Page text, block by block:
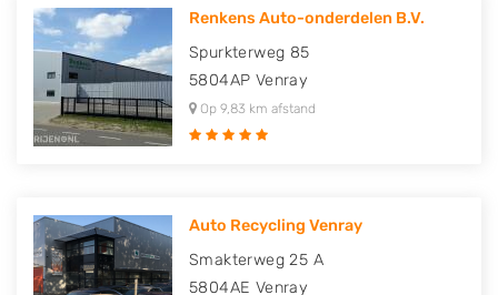
Renkens Auto-onderdelen B.V.
Spurkterweg 85
5804AP Venray
Op 9,83 km afstand
Auto Recycling Venray
Smakterweg 25 A
5804AE Venray